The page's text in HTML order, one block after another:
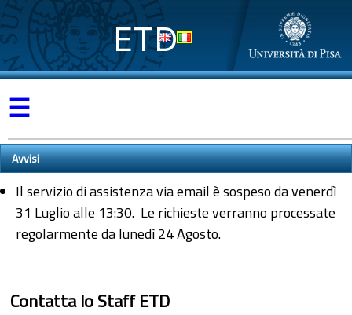
ETD
☰
Avvisi
Il servizio di assistenza via email è sospeso da venerdì
31 Luglio alle 13:30. Le richieste verranno processate
regolarmente da lunedì 24 Agosto.
Contatta lo Staff ETD